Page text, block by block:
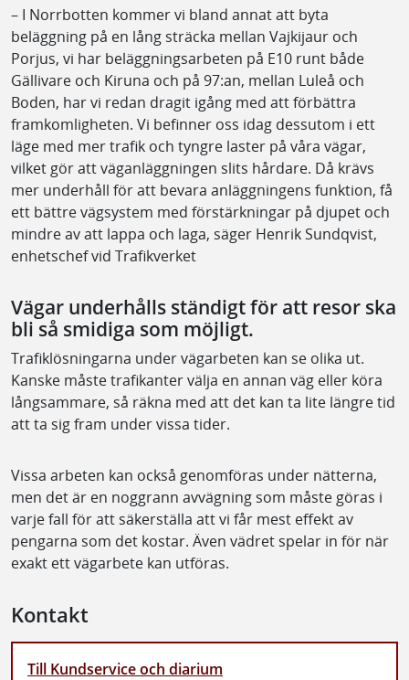
– I Norrbotten kommer vi bland annat att byta
beläggning på en lång sträcka mellan Vajkijaur och
Porjus, vi har beläggningsarbeten på E10 runt både
Gällivare och Kiruna och på 97:an, mellan Luleå och
Boden, har vi redan dragit igång med att förbättra
framkomligheten. Vi befinner oss idag dessutom i ett
läge med mer trafik och tyngre laster på våra vägar,
vilket gör att väganläggningen slits hårdare. Då krävs
mer underhåll för att bevara anläggningens funktion, få
ett bättre vägsystem med förstärkningar på djupet och
mindre av att lappa och laga, säger Henrik Sundqvist,
enhetschef vid Trafikverket
Vägar underhålls ständigt för att resor ska
bli så smidiga som möjligt.
Trafiklösningarna under vägarbeten kan se olika ut.
Kanske måste trafikanter välja en annan väg eller köra
långsammare, så räkna med att det kan ta lite längre tid
att ta sig fram under vissa tider.
Vissa arbeten kan också genomföras under nätterna,
men det är en noggrann avvägning som måste göras i
varje fall för att säkerställa att vi får mest effekt av
pengarna som det kostar. Även vädret spelar in för när
exakt ett vägarbete kan utföras.
Kontakt
Till Kundservice och diarium